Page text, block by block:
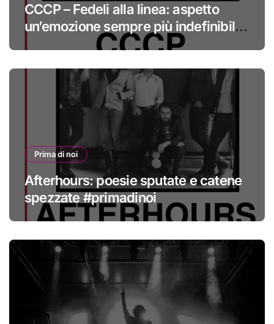
CCCP – Fedeli alla linea: aspetto
un’emozione sempre più indefinibile
#primadinoi
Prima di noi
Afterhours: poesie sputate e catene
spezzate #primadinoi